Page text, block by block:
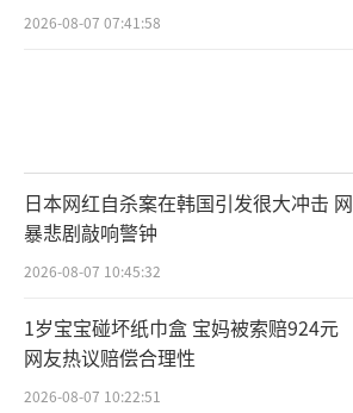
2026-08-07 07:41:58
日本网红自杀案在韩国引发很大冲击 网
暴悲剧敲响警钟
2026-08-07 10:45:32
1岁宝宝碰坏纸巾盒 宝妈被索赔924元
网友热议赔偿合理性
2026-08-07 10:22:51